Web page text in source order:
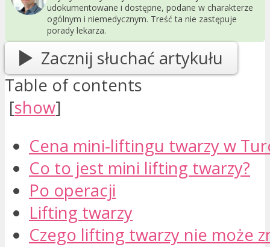
udokumentowane i dostępne, podane w charakterze
ogólnym i niemedycznym. Treść ta nie zastępuje
porady lekarza.
Zacznij słuchać artykułu
Table of contents
[show]
Cena mini-liftingu twarzy w
Co to jest mini lifting twarzy?
Po operacji
Lifting twarzy
Czego lifting twarzy nie może